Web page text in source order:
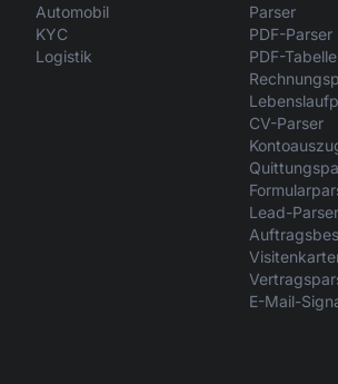
Automobil
KYC
Logistik
Parser
PDF-Parser
PDF-
CV-Parser
Lead-Parser
E-Mail-